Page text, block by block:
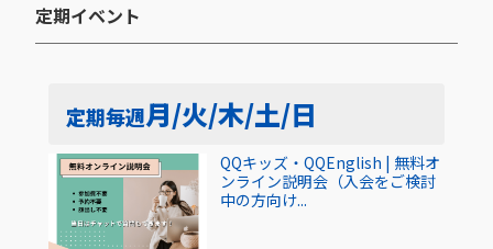
定期イベント​
定期毎週月/火/木/土/日
QQキッズ・QQEnglish | 無料オ
ンライン説明会（入会をご検討
中の方向け...